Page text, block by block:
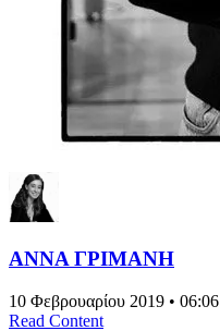
ΑΝΝΑ ΓΡΙΜΑΝΗ
10 Φεβρουαρίου 2019 • 06:06
Read Content